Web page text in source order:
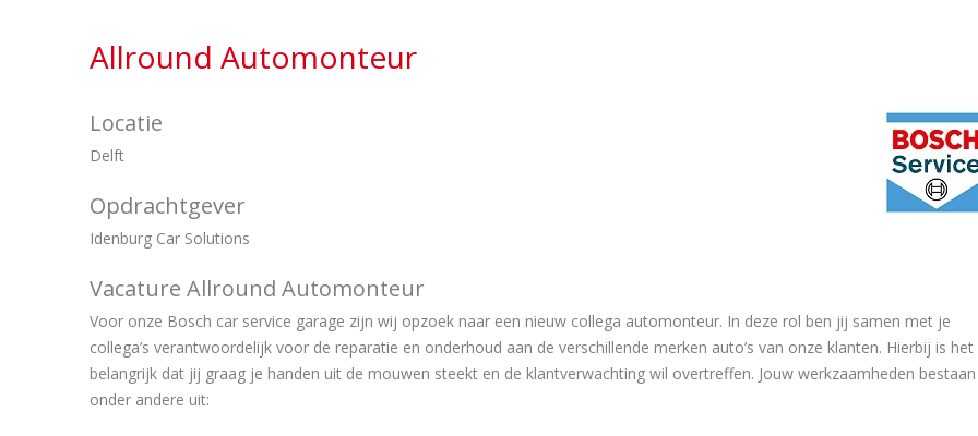
Allround Automonteur
Locatie
Delft
Opdrachtgever
Idenburg Car Solutions
Vacature Allround Automonteur
Voor onze Bosch car service garage zijn wij opzoek naar een nieuw collega automonteur. In deze rol ben jij samen met je
collega’s verantwoordelijk voor de reparatie en onderhoud aan de verschillende merken auto’s van onze klanten. Hierbij is het
belangrijk dat jij graag je handen uit de mouwen steekt en de klantverwachting wil overtreffen. Jouw werkzaamheden bestaan
onder andere uit: